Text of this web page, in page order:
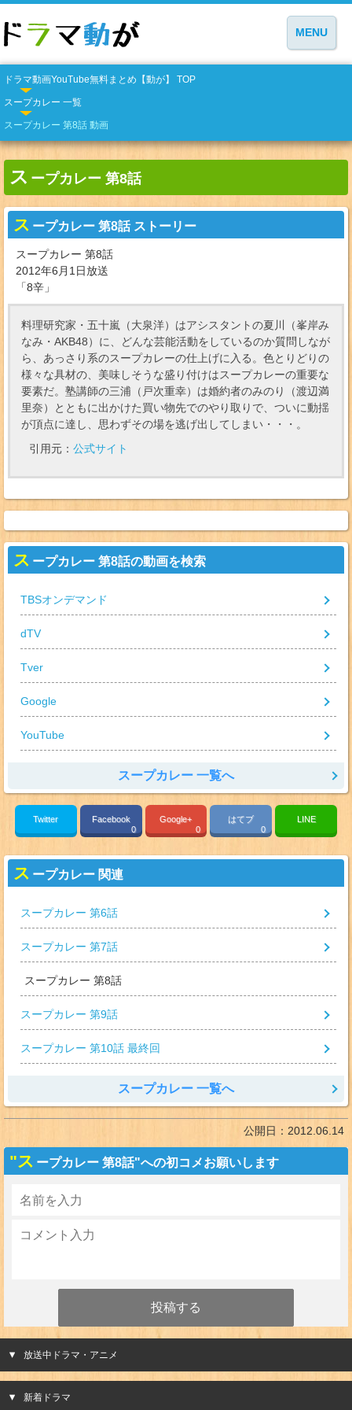
MENU
ドラマ動画YouTube無料まとめ【動が】 TOP
スープカレー 一覧
スープカレー 第8話 動画
ス ープカレー 第8話
ス ープカレー 第8話 ストーリー
スープカレー 第8話
2012年6月1日放送
「8辛」
料理研究家・五十嵐（大泉洋）はアシスタントの夏川（峯岸み
なみ・AKB48）に、どんな芸能活動をしているのか質問しなが
ら、あっさり系のスープカレーの仕上げに入る。色とりどりの
様々な具材の、美味しそうな盛り付けはスープカレーの重要な
要素だ。塾講師の三浦（戸次重幸）は婚約者のみのり（渡辺満
里奈）とともに出かけた買い物先でのやり取りで、ついに動揺
が頂点に達し、思わずその場を逃げ出してしまい・・・。
引用元： 公式サイト
ス ープカレー 第8話の動画を検索
TBSオンデマンド
dTV
Tver
Google
YouTube
スープカレー 一覧へ
Twitter
Facebook
0
Google+
0
はてブ
0
LINE
ス ープカレー 関連
スープカレー 第6話
スープカレー 第7話
スープカレー 第8話
スープカレー 第9話
スープカレー 第10話 最終回
スープカレー 一覧へ
公開日： 2012.06.14
"ス ープカレー 第8話"への初コメお願いします
放送中ドラマ・アニメ
新着ドラマ